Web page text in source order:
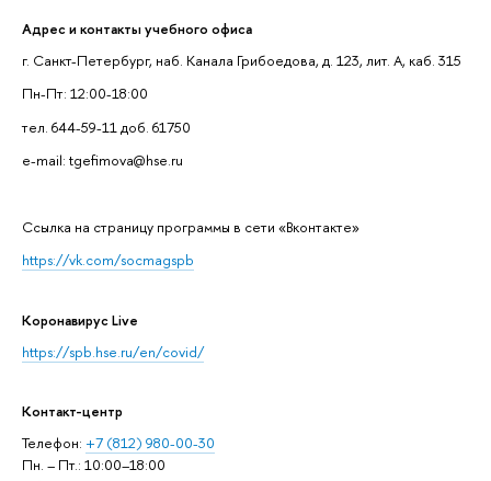
Адрес и контакты учебного офиса
г. Санкт-Петербург, наб. Канала Грибоедова, д. 123, лит. А, каб. 315
Пн-Пт: 12:00-18:00
тел. 644-59-11 доб. 61750
e-mail: tgefimova@hse.ru
Cсылка на страницу программы в сети «Вконтакте»
https://vk.com/socmagspb
Коронавирус Live
https://spb.hse.ru/en/covid/
Контакт-центр
Телефон: +7 (812) 980-00-30
Пн. – Пт.: 10:00–18:00